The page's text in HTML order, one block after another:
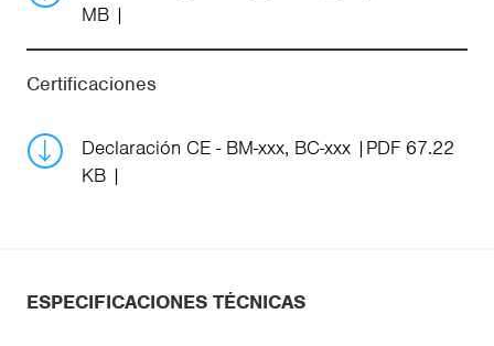
MB
Certificaciones
Declaración CE - BM-xxx, BC-xxx
PDF 67.22
KB
ESPECIFICACIONES TÉCNICAS